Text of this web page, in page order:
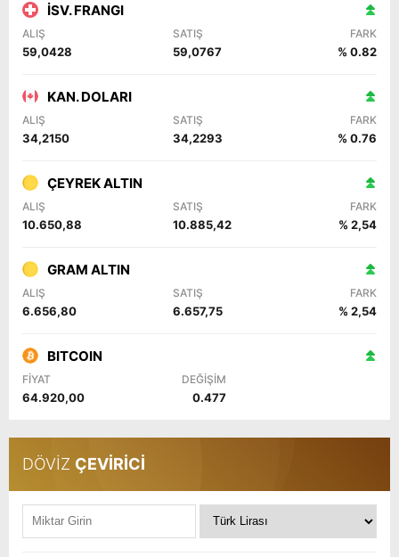
İSV. FRANGI
ALIŞ SATIŞ FARK
59,0428 59,0767 % 0.82
KAN. DOLARI
ALIŞ SATIŞ FARK
34,2150 34,2293 % 0.76
ÇEYREK ALTIN
ALIŞ SATIŞ FARK
10.650,88 10.885,42 % 2,54
GRAM ALTIN
ALIŞ SATIŞ FARK
6.656,80 6.657,75 % 2,54
BITCOIN
FİYAT DEĞİŞİM
64.920,00 0.477
DÖVİZ ÇEVİRİCİ